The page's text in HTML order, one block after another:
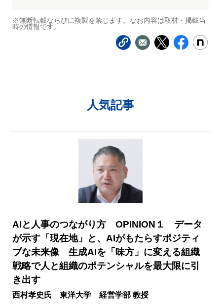
※無断転載ならびに複製を禁じます。なお内容は取材・掲載当
時の情報です。
人気記事
AIと人事のつながり方 OPINION１ データ
が示す「現在地」と、AIがもたらすポジティ
ブな未来像 生成AIを「味方」に変える組織
戦略で人と組織のポテンシャルを最大限に引
き出す
西村孝史氏 東洋大学 経営学部 教授